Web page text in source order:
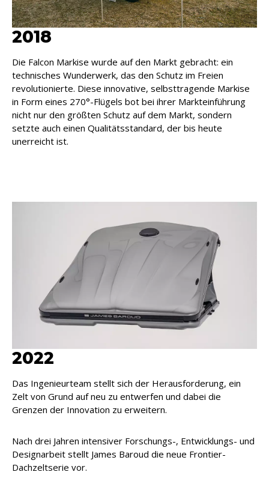
2018
Die Falcon Markise wurde auf den Markt gebracht: ein
technisches Wunderwerk, das den Schutz im Freien
revolutionierte. Diese innovative, selbsttragende Markise
in Form eines 270°-Flügels bot bei ihrer Markteinführung
nicht nur den größten Schutz auf dem Markt, sondern
setzte auch einen Qualitätsstandard, der bis heute
unerreicht ist.
2022
Das Ingenieurteam stellt sich der Herausforderung, ein
Zelt von Grund auf neu zu entwerfen und dabei die
Grenzen der Innovation zu erweitern.
Nach drei Jahren intensiver Forschungs-, Entwicklungs- und
Designarbeit stellt James Baroud die neue Frontier-
Dachzeltserie vor.